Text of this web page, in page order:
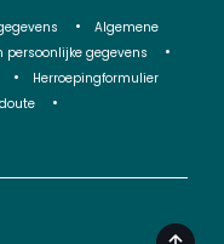
Algemene
persoonlijke gegevens
Herroepingformulier